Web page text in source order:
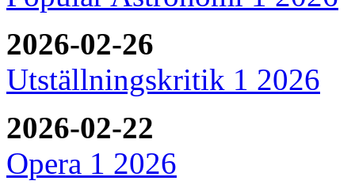
2026-02-26
Utställningskritik 1 2026
2026-02-22
Opera 1 2026